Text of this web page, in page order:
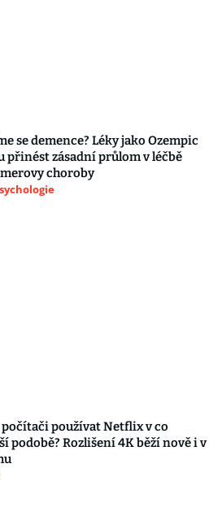
se demence? Léky jako Ozempic
přinést zásadní průlom v léčbě
choroby
počítači používat Netflix v co
podobě? Rozlišení 4K běží nově i v